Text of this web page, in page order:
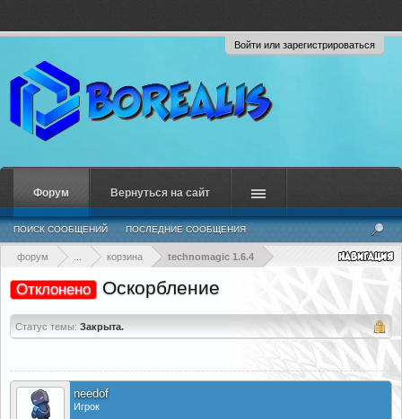
Войти или зарегистрироваться
форум корзина technomagic 1.6.4
Отклонено Оскорбление
Статус темы: Закрыта.
needof
Игрок
Форум
ПОИСК СООБЩЕНИЙ ПОСЛЕДНИЕ СООБЩЕНИЯ
Вернуться на сайт